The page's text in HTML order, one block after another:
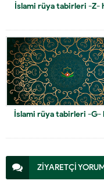
İslami rüya tabirleri -Z-
İslami rüya tabirleri -G-
ZİYARETÇİ